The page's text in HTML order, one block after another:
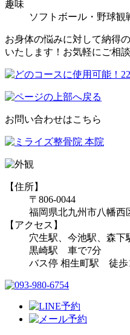
趣味
ソフトボール・野球観
お身体の悩みに対して納得
いたします！お気軽にご相
お問い合わせはこちら
【住所】
〒806-0044
福岡県北九州市八幡西
【アクセス】
穴生駅、今池駅、森
黒崎駅 車で7分
バス停 相生町駅 徒歩